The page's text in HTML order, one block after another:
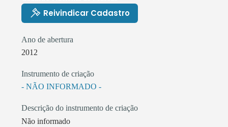
Reivindicar Cadastro
Ano de abertura
2012
Instrumento de criação
- NÃO INFORMADO -
Descrição do instrumento de criação
Não informado